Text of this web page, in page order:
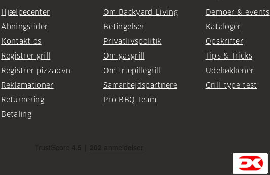
Hjælpecenter
Åbningstider
Kontakt os
Registrer grill
Registrer pizzaovn
Reklamationer
Returnering
Betaling
Om Backyard Living
Betingelser
Privatlivspolitik
Om gasgrill
Om træpillegrill
Samarbejdspartnere
Pro BBQ Team
Demoer & events
Kataloger
Opskrifter
Tips & Tricks
Udekøkkener
Grill type test